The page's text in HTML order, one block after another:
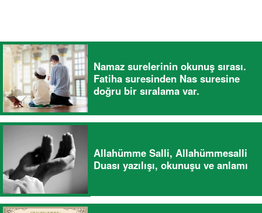
Namaz surelerinin okunuş sırası.
Fatiha suresinden Nas suresine
doğru bir sıralama var.
Allahümme Salli, Allahümmesalli
Duası yazılışı, okunuşu ve anlamı